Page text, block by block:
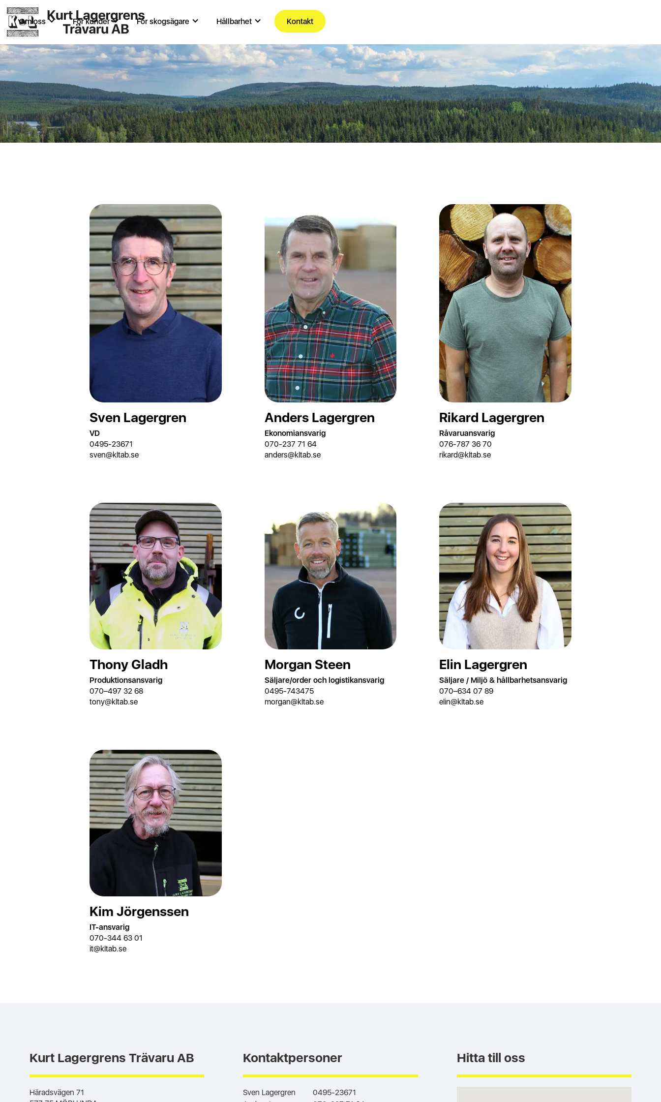
Om oss För kunder För skogsägare Hållbarhet Kontakt
Sven Lagergren
VD
0495-23671
sven@kltab.se
Anders Lagergren
Ekonomiansvarig
070-237 71 64
anders@kltab.se
Rikard Lagergren
Råvaruansvarig
076-787 36 70
rikard@kltab.se
Thony Gladh
Produktionsansvarig
070–497 32 68
tony@kltab.se
Morgan Steen
Säljare/order och logistikansvarig
0495-743475
morgan@kltab.se
Elin Lagergren
Säljare / Miljö & hållbarhetsansvarig
070–634 07 89
elin@kltab.se
Kim Jörgenssen
IT-ansvarig
070-344 63 01
it@kltab.se
Kurt Lagergrens Trävaru AB
Häradsvägen 71
Kontaktpersoner
Sven Lagergren
0495-23671
Hitta till oss